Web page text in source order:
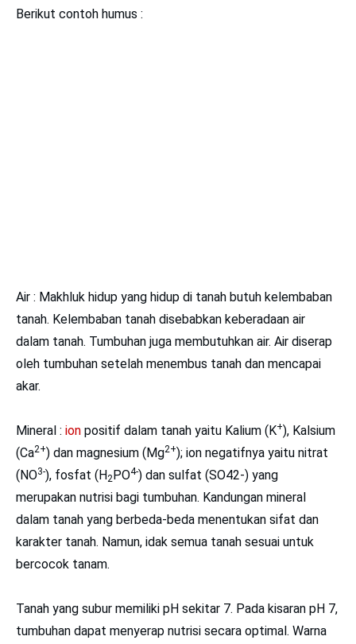
Berikut contoh humus :
Air : Makhluk hidup yang hidup di tanah butuh kelembaban
tanah. Kelembaban tanah disebabkan keberadaan air
dalam tanah. Tumbuhan juga membutuhkan air. Air diserap
oleh tumbuhan setelah menembus tanah dan mencapai
akar.
Mineral : ion positif dalam tanah yaitu Kalium (K+), Kalsium
(Ca2+) dan magnesium (Mg2+); ion negatifnya yaitu nitrat
(NO3-), fosfat (H2PO4-) dan sulfat (SO42-) yang
merupakan nutrisi bagi tumbuhan. Kandungan mineral
dalam tanah yang berbeda-beda menentukan sifat dan
karakter tanah. Namun, idak semua tanah sesuai untuk
bercocok tanam.
Tanah yang subur memiliki pH sekitar 7. Pada kisaran pH 7,
tumbuhan dapat menyerap nutrisi secara optimal. Warna